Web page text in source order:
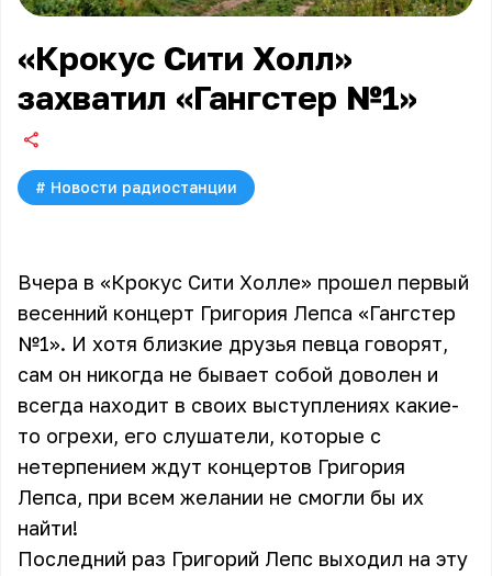
«Крокус Сити Холл»
захватил «Гангстер №1»
# Новости радиостанции
Вчера в «Крокус Сити Холле» прошел первый
весенний концерт Григория Лепса «Гангстер
№1». И хотя близкие друзья певца говорят,
сам он никогда не бывает собой доволен и
всегда находит в своих выступлениях какие-
то огрехи, его слушатели, которые с
нетерпением ждут концертов Григория
Лепса, при всем желании не смогли бы их
найти!
Последний раз Григорий Лепс выходил на эту